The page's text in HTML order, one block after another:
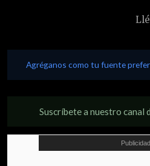
Agréganos como tu fuente
Suscríbete a nuestro canal